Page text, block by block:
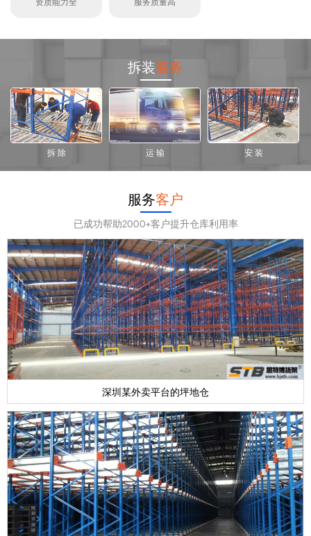
拆装服务
拆 除 运 输 安 装
服务客户
已成功帮助2000+客户提升仓库利用率
深圳某外卖平台的坪地仓